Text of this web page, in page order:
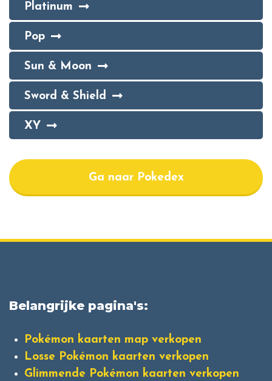
Platinum
Pop
Sun & Moon
Sword & Shield
XY
Ga naar Pokedex
Belangrijke pagina's:
Pokémon kaarten map verkopen
Losse Pokémon kaarten verkopen
Glimmende Pokémon kaarten verkopen